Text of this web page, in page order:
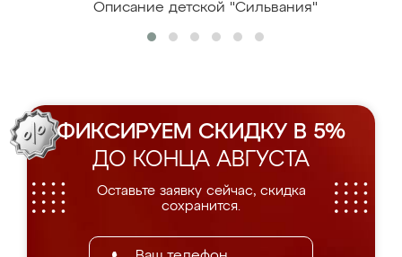
Описание детской "Сильвания"
ФИКСИРУЕМ СКИДКУ В 5%
ДО КОНЦА АВГУСТА
Оставьте заявку сейчас, скидка
сохранится.